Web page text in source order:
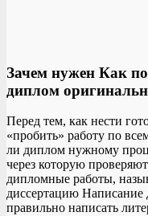
Зачем нужен Как
диплом
Перед тем, как нести
«пробить» работу по
ли диплом нужному
через которую
дипломные работы,
диссертацию Написание
правильно написать